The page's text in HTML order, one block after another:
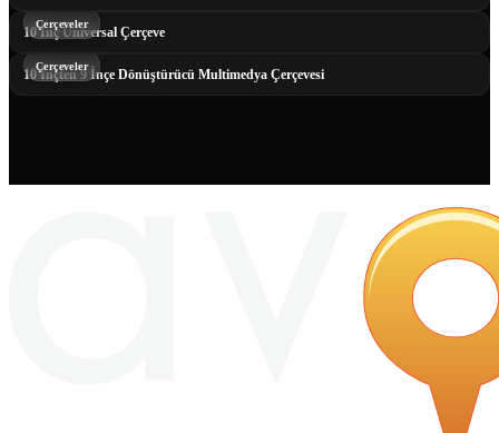
10 İnç Universal Çerçeve
Çerçeveler
10 İnçten 9 İnçe Dönüştürücü Multimedya Çerçevesi
Çerçeveler